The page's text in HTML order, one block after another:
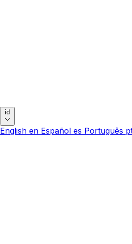
id
English en Español es Português